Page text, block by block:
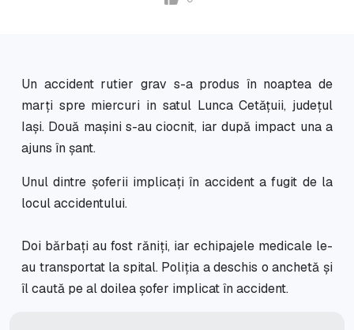
Un accident rutier grav s-a produs în noaptea de
marți spre miercuri in satul Lunca Cetățuii, județul
Iași. Două mașini s-au ciocnit, iar după impact una a
ajuns în șant.
Unul dintre șoferii implicați în accident a fugit de la
locul accidentului.
Doi bărbați au fost răniți, iar echipajele medicale le-
au transportat la spital. Poliția a deschis o anchetă și
îl caută pe al doilea șofer implicat în accident.